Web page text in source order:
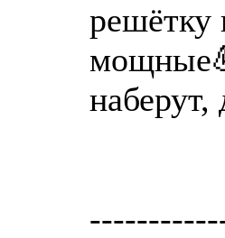
решётку